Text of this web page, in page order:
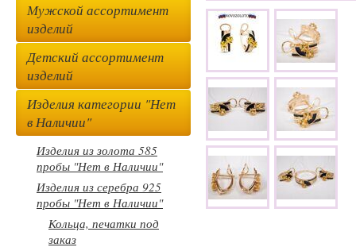
Мужской ассортимент
изделий
Детский ассортимент
изделий
Изделия категории "Нет
в Наличии"
Изделия из золота 585
пробы "Нет в Наличии"
Изделия из серебра 925
пробы "Нет в Наличии"
Кольца, печатки под
заказ